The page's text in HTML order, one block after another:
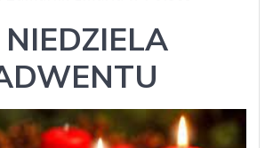
NIEDZIELA